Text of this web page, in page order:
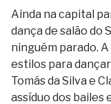
Ainda na capital
dança de salão do
ninguém parado.
estilos para
Tomás da Silva e
assíduo dos bailes